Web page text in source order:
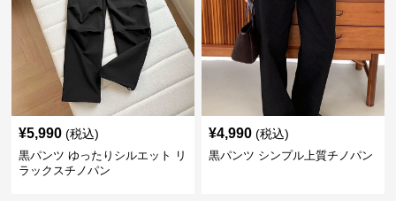
¥5,990 (税込)
黒パンツ ゆったりシルエット リ
ラックスチノパン
¥4,990 (税込)
黒パンツ シンプル上質チノパン